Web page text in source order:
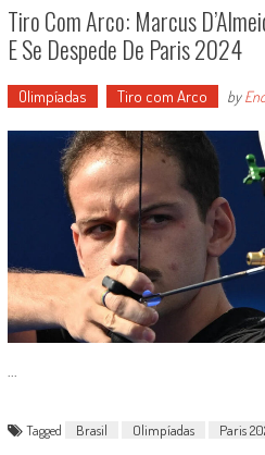
Tiro Com Arco: Marcus
E Se Despede De Paris 2024
Olimpíadas Tiro com Arco by
...
Tagged Brasil Olimpíadas Paris